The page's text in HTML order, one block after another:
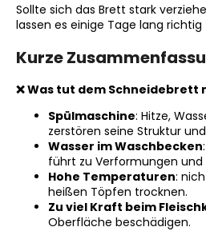
Sollte sich das Brett stark
lassen es einige Tage lang richtig
Kurze
❌ Was tut dem Schneidebrett
Spülmaschine: Hitze,
zerstören seine Struktur
Wasser im Waschbecken
führt zu Verformungen und
Hohe Temperaturen:
heißen Töpfen trocknen.
Zu viel Kraft beim
Oberfläche beschädigen.